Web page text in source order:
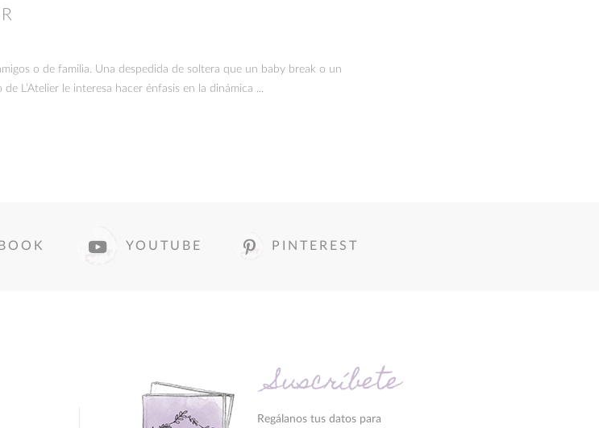
o de familia. Una despedida de soltera que un baby break o un
L’Atelier le interesa hacer énfasis en la dinámica ...
YOUTUBE PINTEREST
Suscríbete
Regálanos tus datos para